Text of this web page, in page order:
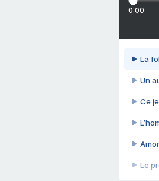
0:00
La
Un
Ce
Le